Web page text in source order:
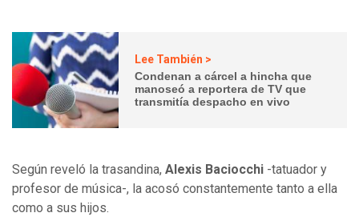
Lee También >
Condenan a cárcel a hincha que
manoseó a reportera de TV que
transmitía despacho en vivo
Según reveló la trasandina, Alexis Baciocchi -tatuador y
profesor de música-, la acosó constantemente tanto a ella
como a sus hijos.